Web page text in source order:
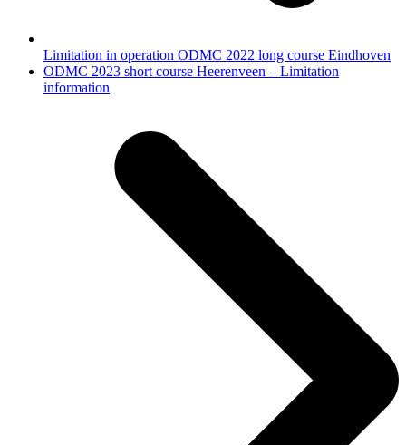
Limitation in operation ODMC 2022 long course Eindhoven
next
post:
ODMC 2023 short course Heerenveen – Limitation
information